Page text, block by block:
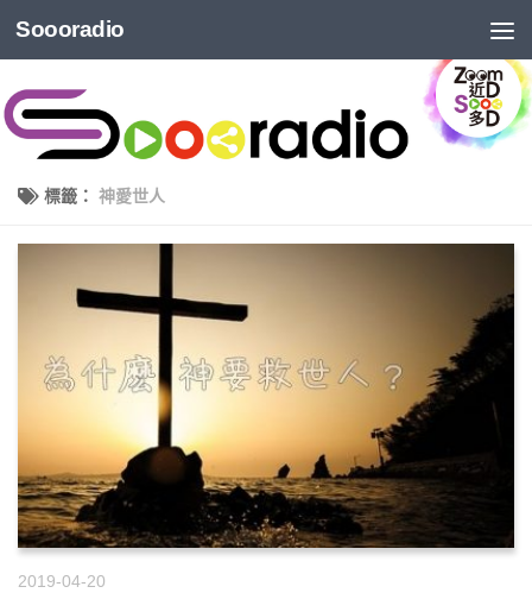
Soooradio
標籤： 神愛世人
2019-04-20